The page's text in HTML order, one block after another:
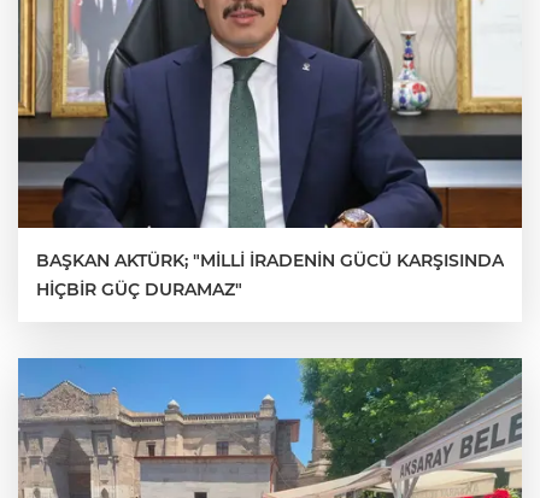
BAŞKAN AKTÜRK; "MİLLİ İRADENİN GÜCÜ KARŞISINDA
HİÇBİR GÜÇ DURAMAZ"